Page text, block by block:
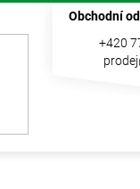
Obchodní
+420